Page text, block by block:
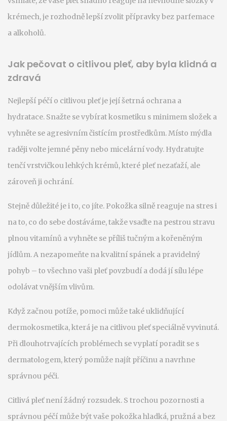
krémech, je rozhodně lepší zvolit přípravky bez parfemace
a alkoholů.
Jak pečovat o citlivou pleť, aby byla klidná a
zdravá
Nejlepší péčí o citlivou pleť je její šetrná ochrana a
hydratace. Snažte se vybírat kosmetiku s minimem složek a
vyhněte se agresivním čistícím prostředkům. Místo mýdla
raději volte jemné pěny nebo micelární vody. Hydratujte
tenčí vrstvičkou lehkých krémů, které pleť nezaťaží, ale
zároveň ji ochrání.
Stejně důležité je i to, co jíte. Pokožka silně reaguje na stres i
na to, co do sebe dostáváme, takže vsaďte na pestrou stravu
plnou vitamínů a vyhněte se příliš tučným a kořeněným
jídlům. A nezapomeňte na kvalitní spánek a pravidelný
pohyb – to všechno vaši pleť povzbudí a dodá jí sílu lépe
odolávat vnějším vlivům.
Když začnou potíže, pomoci může také uklidňující
dermokosmetika, která je na citlivou pleť speciálně vyvinutá.
Při dlouhotrvajících problémech se vyplatí poradit se s
dermatologem, který pomůže najít příčinu a navrhne
správnou péči.
Citlivá pleť není žádný rozsudek. S trochou pozornosti a
správnou péčí může být vaše pokožka hladká, pružná a bez